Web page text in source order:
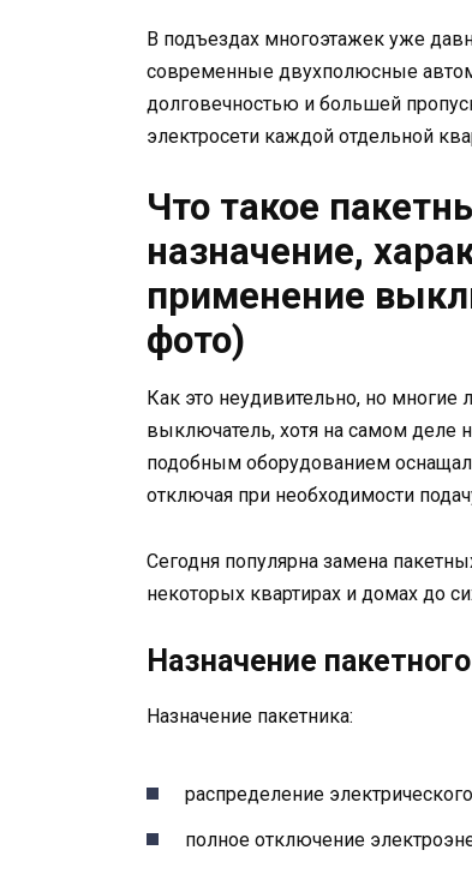
В подъездах многоэтажек уже
современные двухполюсные
долговечностью и большей
электросети каждой отдельной
Что такое
назначение,
применение
фото)
Как это неудивительно, но
выключатель, хотя на самом деле
подобным оборудованием
отключая при необходимости
Сегодня популярна замена
некоторых квартирах и домах до
Назначение
Назначение пакетника:
распределение
полное отключение